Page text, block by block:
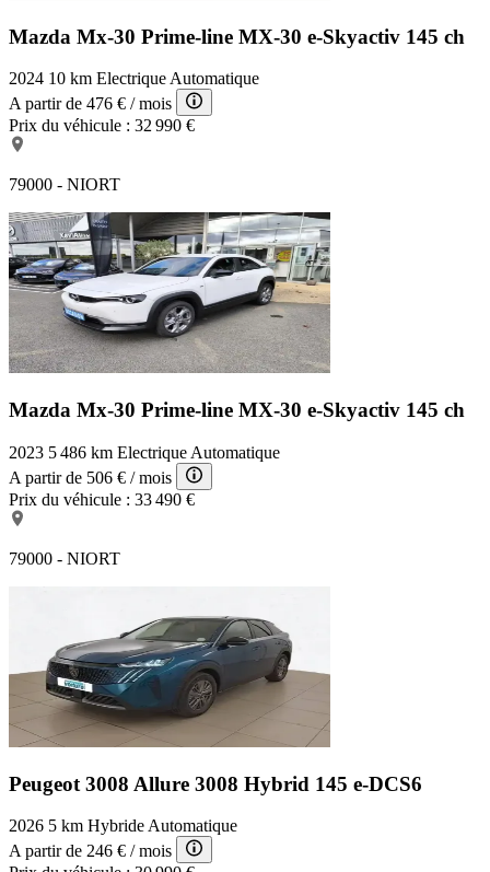
position
Ordinateur de bord
Feux AR à LED
Commandes audio au volant
Système Bluetooth avec commandes au volant
Airbags frontaux et latéraux
Airbags rideaux
Système d'assistant au maintien de la trajectoire (LAS) avec
alerte de franchissement de ligne
3 prises 12V (AV, accoudoir central et coffre)
Illumination du miroir de courtoisie
Rétroviseurs extérieurs chauffants, couleur carrosserie,
réglables et rabattables électriquement
Aide au freinage intelligent en mode urbain (SCBS avancé)
Frein à main électrique (EPB) avec fonction "Autohold" et
système de freinage d'urgence
Deux porte-gobelets au niveau de l'accoudoir central
Volant réglable en profondeur
Siège conducteur avec réglage manuel des supports des
Vitres et lunettes AR surteintées
Mazda Mx-30 Prime-line MX-30 e-Skyactiv 145 ch
2024 10 km ElectriqueAutomatique
A partir de 476 € / mois
Prix du véhicule : 32 990 €
79000 - NIORT
Mazda Mx-30 Prime-line MX-30 e-Skyactiv 145 ch
2023 5 486 km Electrique Automatique
A partir de 506 € / mois
Prix du véhicule : 33 490 €
79000 - NIORT
Peugeot 3008 Allure 3008 Hybrid 145 e-DCS6
2026 5 km Hybride Automatique
A partir de 246 € / mois